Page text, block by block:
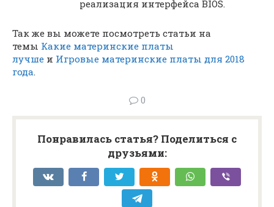
реализация интерфейса BIOS.
Так же вы можете посмотреть статьи на
темы Какие материнские платы
лучше и Игровые материнские платы для 2018
года
0
Понравилась статья? Поделиться с
друзьями: